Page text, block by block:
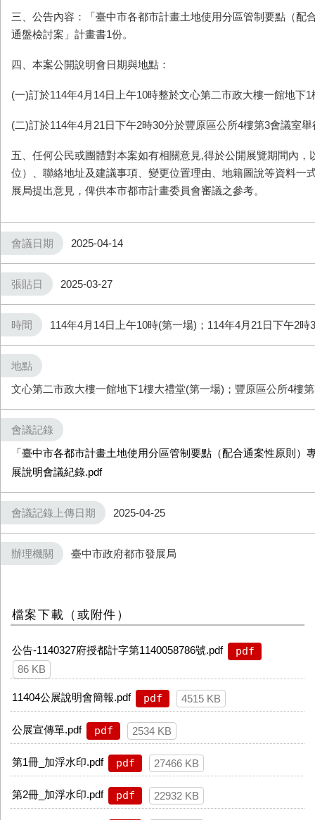
三、公告內容： 「臺中市各都市計畫土地使用分區管制要點 （配
通盤檢討案」 計畫書1份。
四、本案公開說明會日期與地點：
(一)訂於114年4月14日上午10時整於文心第二市政大樓一館地下
(二)訂於114年4月21日下午2時30分於豐原區公所4樓第3會議室舉
五、任何公民或團體對本案如有相關意見,得於公開展覽期間內，
位）
、聯絡地址及建議事項、變更位置理由、地籍圖說等資料一
展局提出意見，俾供本市都市計畫委員會審議之參考。
會議日期 2025-04-14
張貼日 2025-03-27
時間 114年4月14日上午10時(第一場)；114年4月21日下午2時
地點
文心第二市政大樓一館地下1樓大禮堂(第一場)；豐原區公所4樓
會議記錄
「臺中市各都市計畫土地使用分區管制要點（配合通案性原則）
展說明會議紀錄.pdf
會議記錄上傳日期 2025-04-25
辦理機關 臺中市政府都市發展局
檔案下載（或附件）
公告-1140327府授都計字第1140058786號.pdf pdf
86 KB
11404公展說明會簡報.pdf pdf 4515 KB
公展宣傳單.pdf pdf 2534 KB
第1冊_加浮水印.pdf pdf 27466 KB
第2冊_加浮水印.pdf pdf 22932 KB